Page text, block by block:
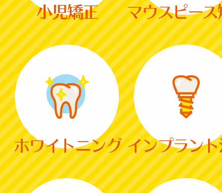
小児矯正 マウスピース
ホワイトニング インプラン